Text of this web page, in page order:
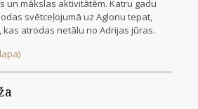
un mākslas aktivitātēm. Katru gadu
svētceļojumā uz Aglonu tepat,
kas atrodas netālu no Adrijas jūras.